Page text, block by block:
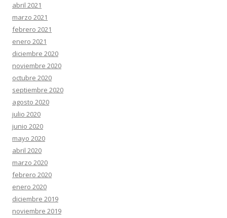
abril 2021
marzo 2021
febrero 2021
enero 2021
diciembre 2020
noviembre 2020
octubre 2020
septiembre 2020
agosto 2020
julio 2020
junio 2020
mayo 2020
abril 2020
marzo 2020
febrero 2020
enero 2020
diciembre 2019
noviembre 2019